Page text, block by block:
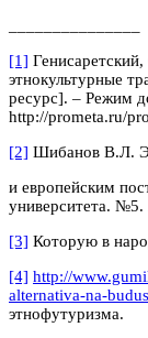
[1]
этнокультурные
ресурс]. – Режим
http://prometa.ru/
[2] Шибанов В.Л.
и европейским
университета.
[3] Которую в
[4] http://
alternativa-na-
этнофутуризма.